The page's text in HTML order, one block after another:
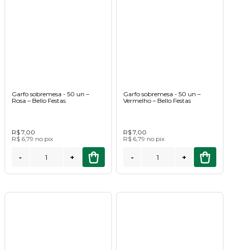
Garfo sobremesa - 50 un –
Rosa – Bello Festas
R$ 7,00
R$ 6,79 no pix
- +
Garfo sobremesa - 50 un –
Vermelho – Bello Festas
R$ 7,00
R$ 6,79 no pix
- +